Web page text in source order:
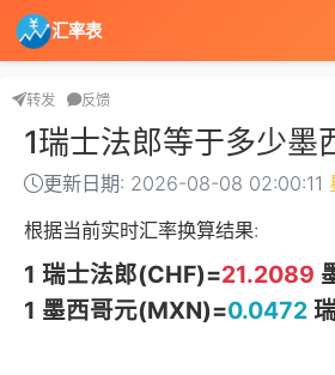
汇率表
转发 反馈
1瑞士法郎等于多少墨
更新日期: 2026-08-08 02:00:11
根据当前实时汇率换算结果:
1 瑞士法郎(CHF)=21.2089
1 墨西哥元(MXN)=0.0472